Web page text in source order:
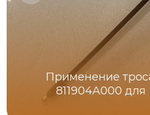
Применение
811904A000